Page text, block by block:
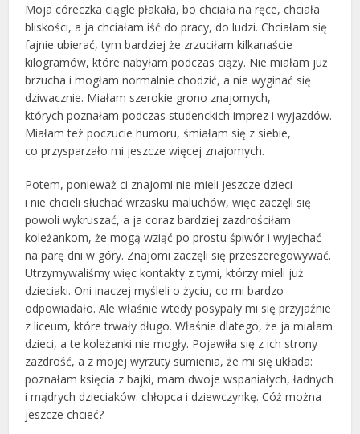
Moja córeczka ciągle płakała, bo chciała na ręce, chciała
bliskości, a ja chciałam iść do pracy, do ludzi. Chciałam się
fajnie ubierać, tym bardziej że zrzuciłam kilkanaście
kilogramów, które nabyłam podczas ciąży. Nie miałam już
brzucha i mogłam normalnie chodzić, a nie wyginać się
dziwacznie. Miałam szerokie grono znajomych,
których poznałam podczas studenckich imprez i wyjazdów.
Miałam też poczucie humoru, śmiałam się z siebie,
co przysparzało mi jeszcze więcej znajomych.
Potem, ponieważ ci znajomi nie mieli jeszcze dzieci
i nie chcieli słuchać wrzasku maluchów, więc zaczęli się
powoli wykruszać, a ja coraz bardziej zazdrościłam
koleżankom, że mogą wziąć po prostu śpiwór i wyjechać
na parę dni w góry. Znajomi zaczęli się przeszeregowywać.
Utrzymywaliśmy więc kontakty z tymi, którzy mieli już
dzieciaki. Oni inaczej myśleli o życiu, co mi bardzo
odpowiadało. Ale właśnie wtedy posypały mi się przyjaźnie
z liceum, które trwały długo. Właśnie dlatego, że ja miałam
dzieci, a te koleżanki nie mogły. Pojawiła się z ich strony
zazdrość, a z mojej wyrzuty sumienia, że mi się układa:
poznałam księcia z bajki, mam dwoje wspaniałych, ładnych
i mądrych dzieciaków: chłopca i dziewczynkę. Cóż można
jeszcze chcieć?